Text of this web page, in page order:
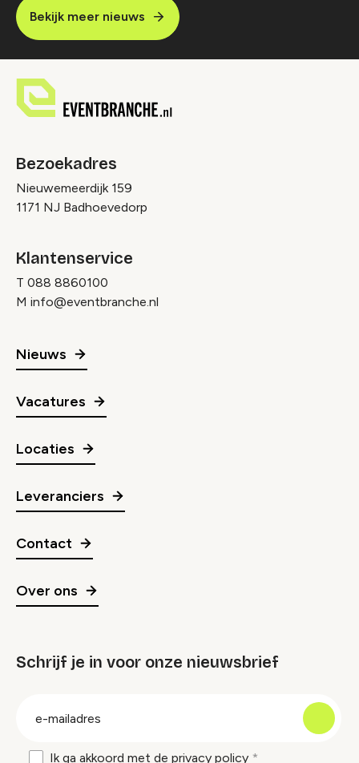
Bekijk meer nieuws
Bezoekadres
Nieuwemeerdijk 159
1171 NJ Badhoevedorp
Klantenservice
T 088 8860100
M info@eventbranche.nl
Nieuws
Vacatures
Locaties
Leveranciers
Contact
Over ons
Schrijf je in voor onze nieuwsbrief
Ik ga akkoord met de privacy policy